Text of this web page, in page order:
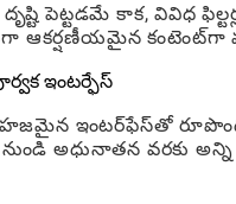
పెట్టడమే కాక, వివిధ
ఆకర్షణీయమైన కంటెంట్‌గా
ఇంటర్ఫేస్
ఇంటర్‌ఫేస్‌తో
నుండి అధునాతన వరకు